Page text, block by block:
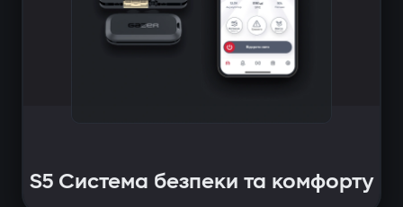
S5 Система безпеки та комфорту